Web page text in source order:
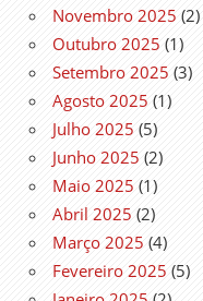
Novembro 2025 (2)
Outubro 2025 (1)
Setembro 2025 (3)
Agosto 2025 (1)
Julho 2025 (5)
Junho 2025 (2)
Maio 2025 (1)
Abril 2025 (2)
Março 2025 (4)
Fevereiro 2025 (5)